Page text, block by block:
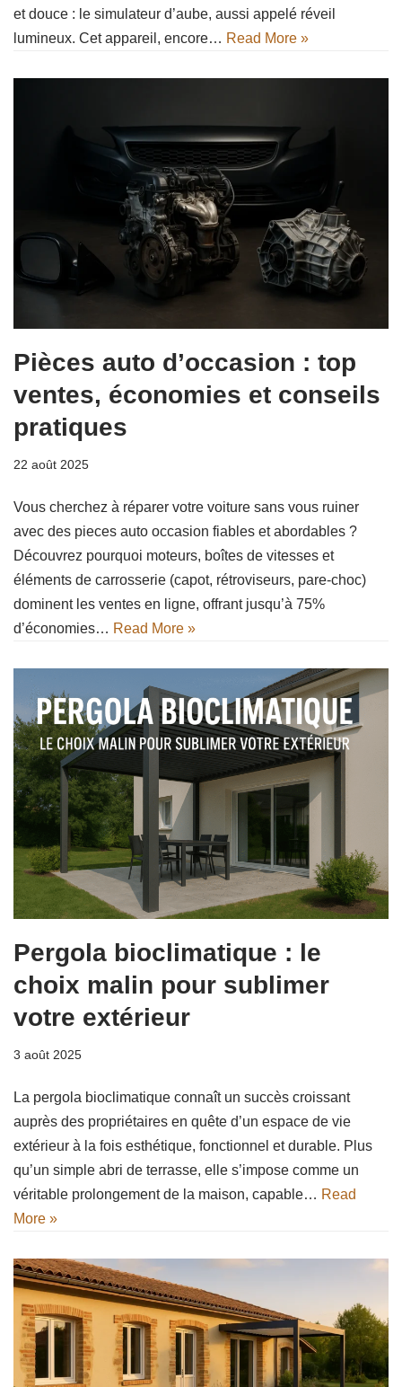
et douce : le simulateur d’aube, aussi appelé réveil
lumineux. Cet appareil, encore… Read More »
Pièces auto d’occasion : top
ventes, économies et conseils
pratiques
22 août 2025
Vous cherchez à réparer votre voiture sans vous ruiner
avec des pieces auto occasion fiables et abordables ?
Découvrez pourquoi moteurs, boîtes de vitesses et
éléments de carrosserie (capot, rétroviseurs, pare-choc)
dominent les ventes en ligne, offrant jusqu’à 75%
d’économies… Read More »
Pergola bioclimatique : le
choix malin pour sublimer
votre extérieur
3 août 2025
La pergola bioclimatique connaît un succès croissant
auprès des propriétaires en quête d’un espace de vie
extérieur à la fois esthétique, fonctionnel et durable. Plus
qu’un simple abri de terrasse, elle s’impose comme un
véritable prolongement de la maison, capable… Read
More »